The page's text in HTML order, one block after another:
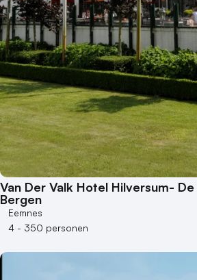
Hotel
Hybride events
Industriële locatie
Kasteel en landgoed
Kleine / intieme locatie
Locaties aan zee
Museum
Theater
Varende locatie
Van Der Valk Hotel Hilversum-
Bergen
Eemnes
4 - 350 personen